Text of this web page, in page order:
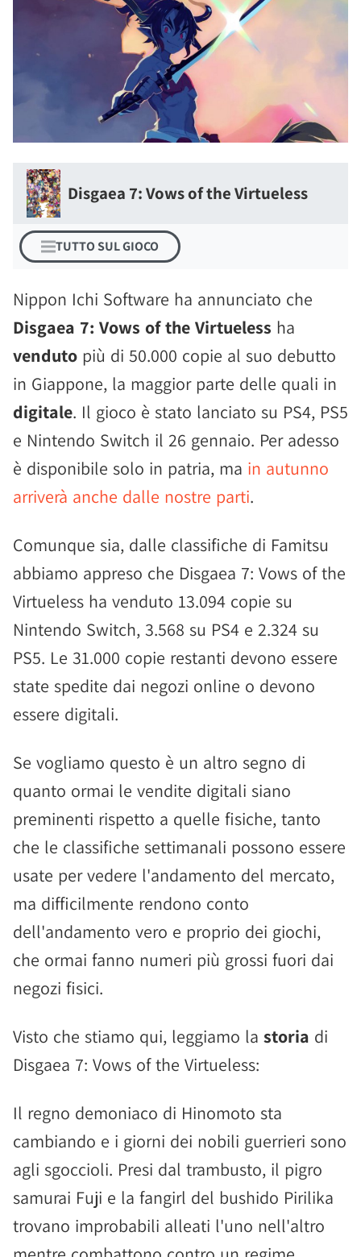
Disgaea 7: Vows of the Virtueless
TUTTO SUL GIOCO
Nippon Ichi Software ha annunciato che
Disgaea 7: Vows of the Virtueless ha
venduto più di 50.000 copie al suo debutto
in Giappone, la maggior parte delle quali in
digitale. Il gioco è stato lanciato su PS4, PS5
e Nintendo Switch il 26 gennaio. Per adesso
è disponibile solo in patria, ma in autunno
arriverà anche dalle nostre parti.
Comunque sia, dalle classifiche di Famitsu
abbiamo appreso che Disgaea 7: Vows of the
Virtueless ha venduto 13.094 copie su
Nintendo Switch, 3.568 su PS4 e 2.324 su
PS5. Le 31.000 copie restanti devono essere
state spedite dai negozi online o devono
essere digitali.
Se vogliamo questo è un altro segno di
quanto ormai le vendite digitali siano
preminenti rispetto a quelle fisiche, tanto
che le classifiche settimanali possono essere
usate per vedere l'andamento del mercato,
ma difficilmente rendono conto
dell'andamento vero e proprio dei giochi,
che ormai fanno numeri più grossi fuori dai
negozi fisici.
Visto che stiamo qui, leggiamo la storia di
Disgaea 7: Vows of the Virtueless:
Il regno demoniaco di Hinomoto sta
cambiando e i giorni dei nobili guerrieri sono
agli sgoccioli. Presi dal trambusto, il pigro
samurai Fuji e la fangirl del bushido Pirilika
trovano improbabili alleati l'uno nell'altro